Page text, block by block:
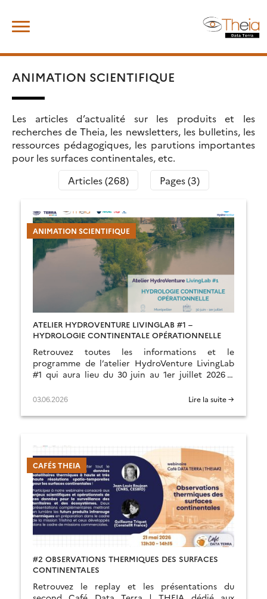
content
ANIMATION SCIENTIFIQUE
Les articles d’actualité sur les produits et les
recherches de Theia, les newsletters, les bulletins, les
ressources pédagogiques, les parutions importantes
pour les surfaces continentales, etc.
Articles (268)
Pages (3)
ANIMATION SCIENTIFIQUE
ATELIER HYDROVENTURE LIVINGLAB #1 –
HYDROLOGIE CONTINENTALE OPÉRATIONNELLE
Retrouvez toutes les informations et le
programme de l’atelier HydroVenture LivingLab
#1 qui aura lieu du 30 juin au 1er juillet 2026 à
03.06.2026 Lire la suite →
CAFÉS THEIA
#2 OBSERVATIONS THERMIQUES DES SURFACES
CONTINENTALES
Retrouvez le replay et les présentations du